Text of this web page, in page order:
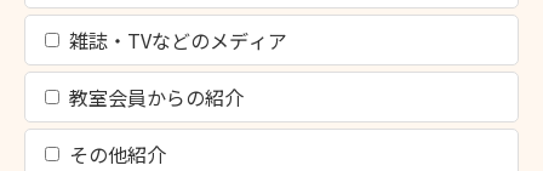
雑誌・TVなどのメディア
教室会員からの紹介
その他紹介